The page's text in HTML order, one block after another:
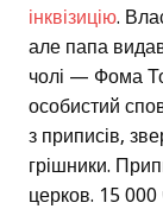
інквізицію.
але папа
чолі — Фома
особистий
з приписів,
грішники.
церков. 15 000